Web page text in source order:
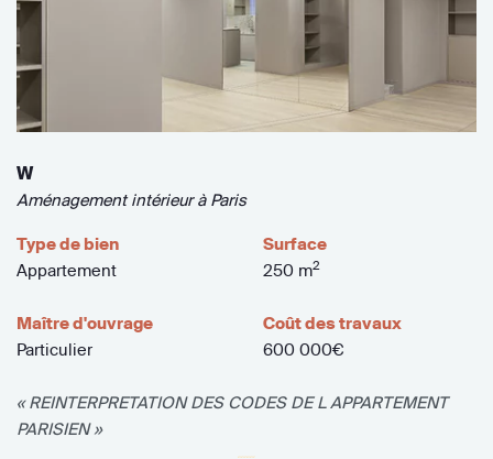
W
Aménagement intérieur à Paris
Type de bien
Appartement
Surface
250 m2
Maître d'ouvrage
Particulier
Coût des travaux
600 000€
« REINTERPRETATION DES CODES DE L APPARTEMENT
PARISIEN »